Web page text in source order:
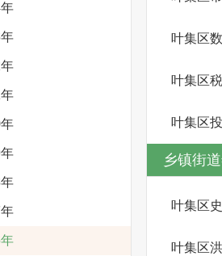
叶集区
叶集区
叶集区
乡镇街
叶集区
叶集区